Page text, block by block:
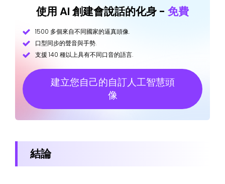
使用 AI 創建會說話的化身 - 免費
1500 多個來自不同國家的逼真頭像.
口型同步的聲音與手勢.
支援 140 種以上具有不同口音的語言.
建立您自己的自訂人工智慧頭
像
結論